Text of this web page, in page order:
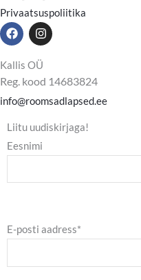
Privaatsuspoliitika
F
a
c
e
b
o
o
k
I
n
s
t
a
g
r
a
m
Kallis OÜ
Reg. kood 14683824
info@roomsadlapsed.ee
Liitu uudiskirjaga!
Eesnimi
E-posti aadress*